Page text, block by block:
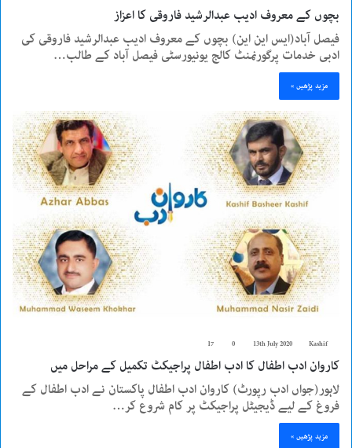
بچوں کے معروف ادیب عبدالرشید فاروقی کا اعزاز
فیصل آباد(ایس این این) بچوں کے معروف ادیب عبدالرشید فاروقی کی
ادبی خدمات پرگورنمنٹ کالج یونیورسٹی فیصل آباد کے طالب…
مزید پڑھیں »
Kashif
13th July 2020
0
17
کاروان ادب اطفال کا ادب اطفال پراجیکٹ تکمیل کے مراحل میں
لاہور(جواں ادب رپورٹ) کاروان ادب اطفال پاکستان نے ادب اطفال کے
فروغ کے لیے ڈیجیٹل پراجیکٹ پر کام شروع کر…
مزید پڑھیں »